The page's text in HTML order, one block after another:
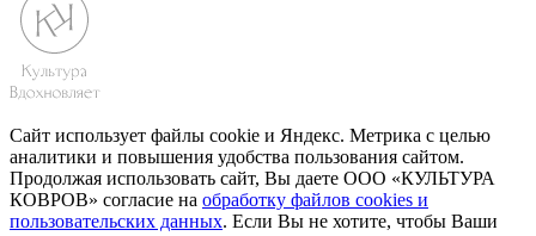
Сайт использует файлы cookie и Яндекс. Метрика с целью
аналитики и повышения удобства пользования сайтом.
Продолжая использовать сайт, Вы даете ООО «КУЛЬТУРА
КОВРОВ» согласие на обработку файлов cookies и
пользовательских данных. Если Вы не хотите, чтобы Ваши